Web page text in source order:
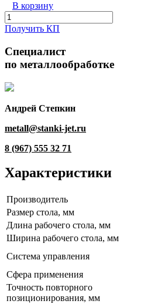
В корзину
Получить КП
Специалист
по металлообработке
Андрей Степкин
metall@stanki-jet.ru
8 (967) 555 32 71
Характеристики
Производитель
Размер стола, мм
Длина рабочего стола, мм
Ширина рабочего стола, мм
Система управления
Сфера применения
Точность повторного
позиционирования, мм